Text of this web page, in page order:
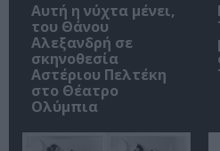
Αυτή η νύχτα μένει,
του Θάνου
Αλεξανδρή σε
σκηνοθεσία
Αστέριου Πελτέκη
στο Θέατρο
Ολύμπια